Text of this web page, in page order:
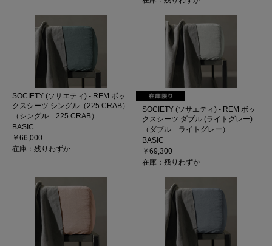
SOCIETY (ソサエティ) - REM ボッ
クスシーツ シングル（225 CRAB）
（シングル 225 CRAB）
BASIC
￥66,000
在庫：残りわずか
SOCIETY (ソサエティ) - REM ボッ
クスシーツ ダブル (ライトグレー)
（ダブル ライトグレー）
BASIC
￥69,300
在庫：残りわずか